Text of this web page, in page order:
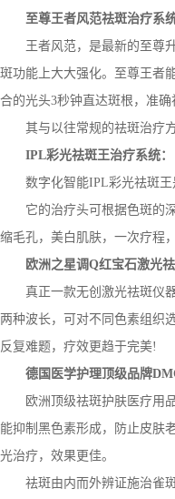
至尊王者风范祛斑治疗系统
王者风范，是最新的至尊升
斑功能上大大强化。至尊王者
合的光头3秒钟直达斑根，准
其与以往常规的祛斑治疗方
IPL彩光祛斑王治疗系统：
数字化智能IPL彩光祛斑王
它的治疗头可根据色斑的深
缩毛孔，美白肌肤，一次疗程
欧洲之星调Q红宝石激光祛
真正一款无创激光祛斑仪器
两种波长，可对不同色素组织
反复难题，疗效更趋于完美!
德国医学护理顶级品牌
欧洲顶级祛斑护肤医疗用品
能抑制黑色素形成，防止皮肤
光治疗，效果更佳。
祛斑由内而外辨证施治雀斑